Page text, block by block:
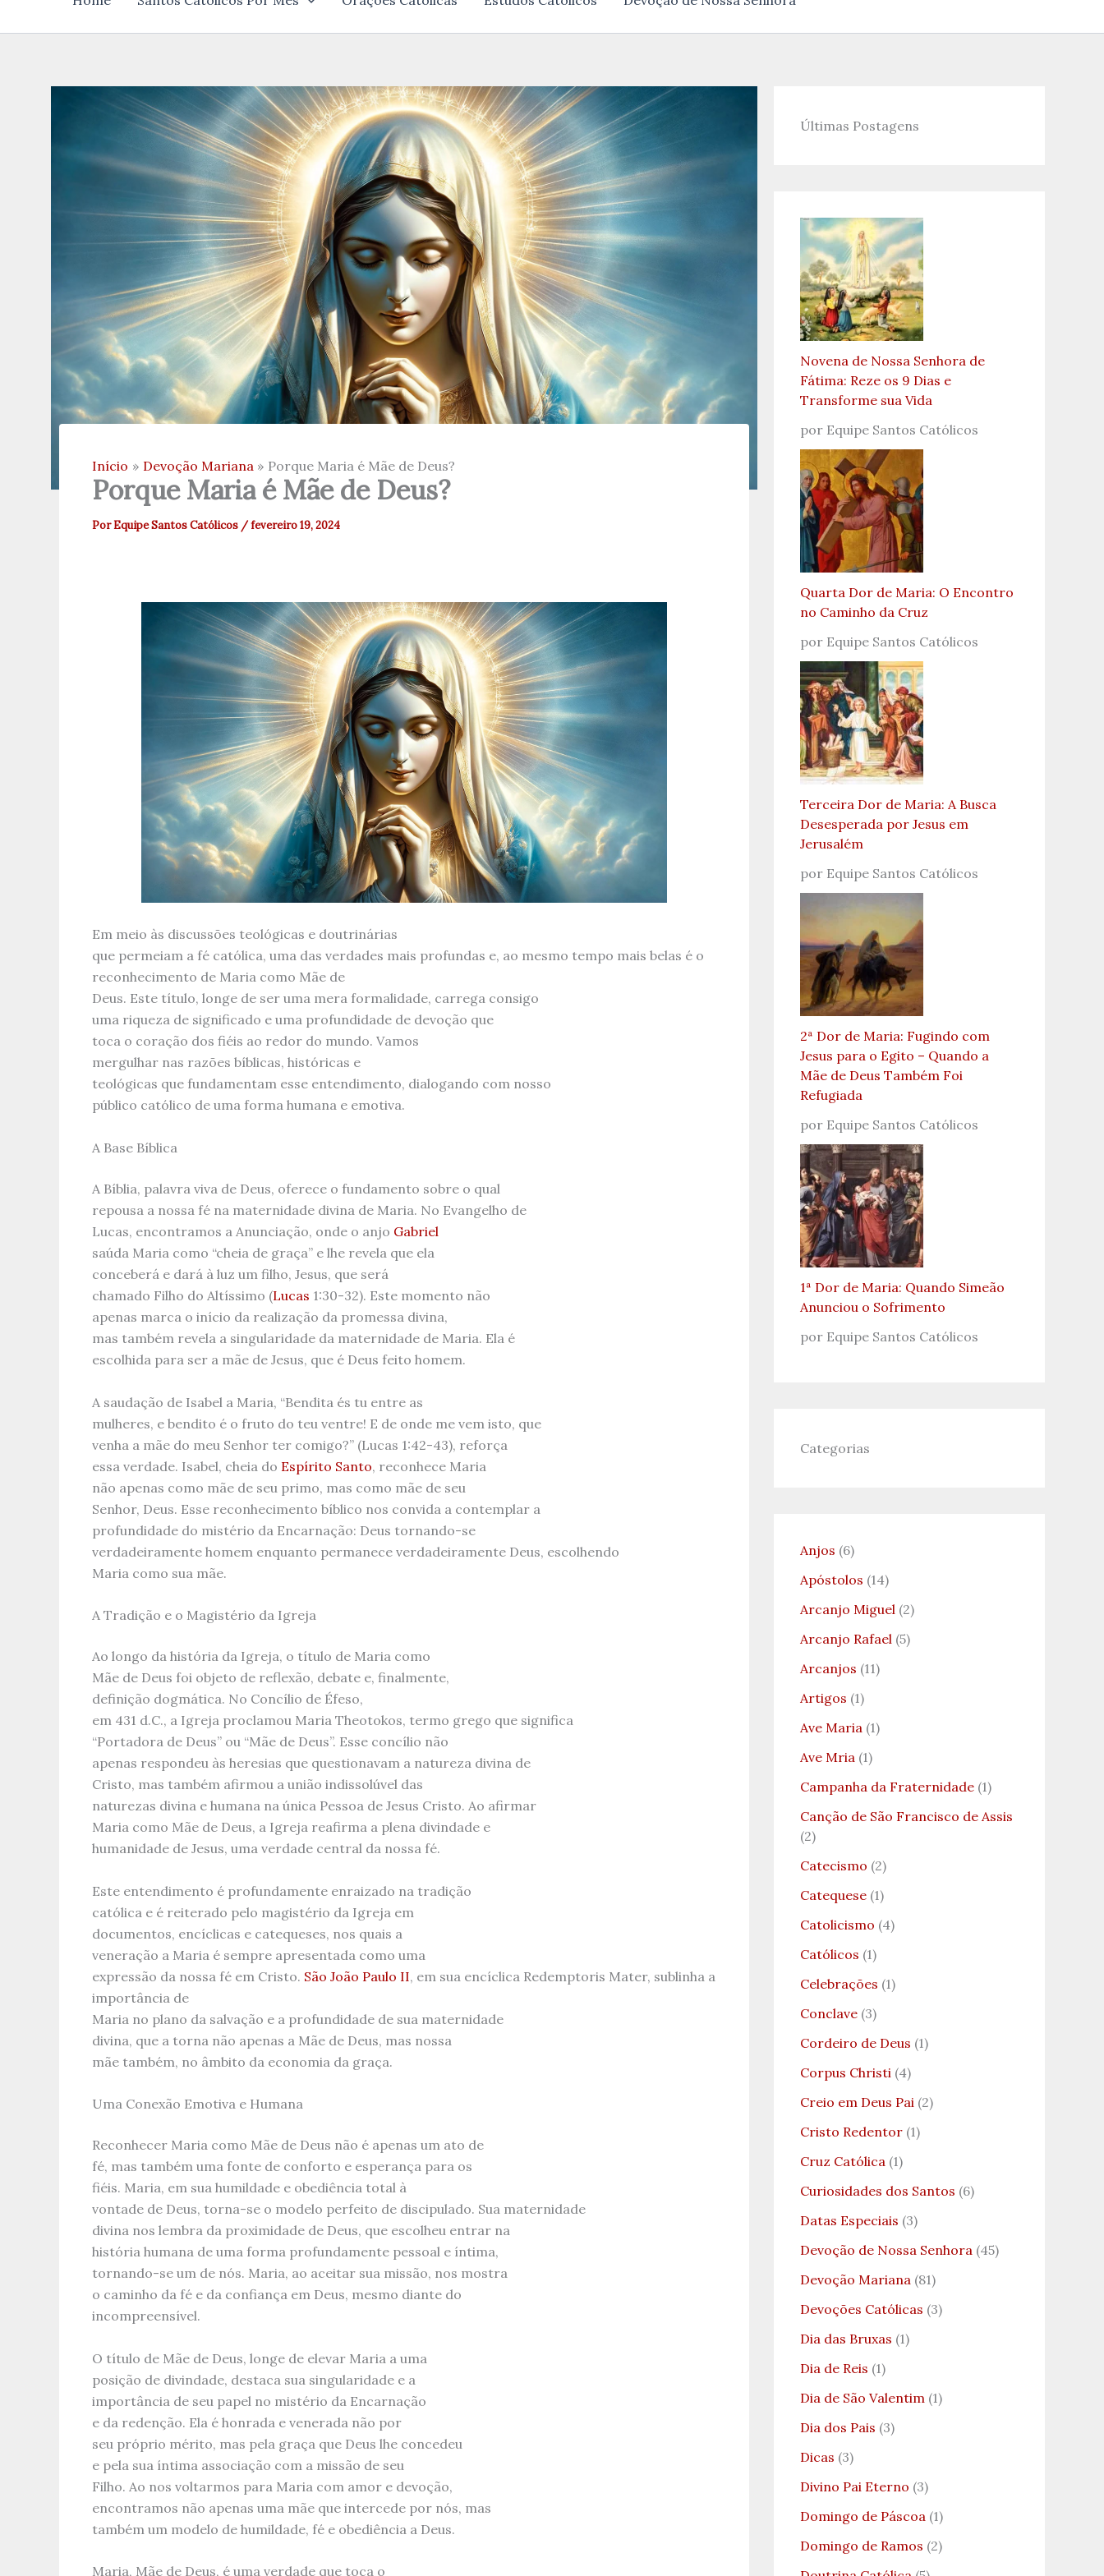
Início Devoção Mariana Porque Maria é Mãe de Deus?
Porque Maria é Mãe de Deus?
PorEquipe Santos Católicos /fevereiro 19, 2024
Em meio às discussões teológicas e doutrinárias
que permeiam a fé católica, uma das verdades mais profundas e, ao mesmo tempo mais belas é o
reconhecimento de Maria como Mãe de
Deus. Este título, longe de ser uma mera formalidade, carrega consigo
uma riqueza de significado e uma profundidade de devoção que
toca o coração dos fiéis ao redor do mundo. Vamos
mergulhar nas razões bíblicas, históricas e
teológicas que fundamentam esse entendimento, dialogando com nosso
público católico de uma forma humana e emotiva.
A Base Bíblica
A Bíblia, palavra viva de Deus, oferece o fundamento sobre o qual
repousa a nossa fé na maternidade divina de Maria. No Evangelho de
Lucas, encontramos a Anunciação, onde o anjo Gabriel
saúda Maria como “cheia de graça” e lhe revela que ela
conceberá e dará à luz um filho, Jesus, que será
chamado Filho do Altíssimo (Lucas 1:30-32). Este momento não
apenas marca o início da realização da promessa divina,
mas também revela a singularidade da maternidade de Maria. Ela é
escolhida para ser a mãe de Jesus, que é Deus feito homem.
A saudação de Isabel a Maria, “Bendita és tu entre as
mulheres, e bendito é o fruto do teu ventre! E de onde me vem isto, que
venha a mãe do meu Senhor ter comigo?” (Lucas 1:42-43), reforça
essa verdade. Isabel, cheia do Espírito Santo, reconhece Maria
não apenas como mãe de seu primo, mas como mãe de seu
Senhor, Deus. Esse reconhecimento bíblico nos convida a contemplar a
profundidade do mistério da Encarnação: Deus tornando-se
verdadeiramente homem enquanto permanece verdadeiramente Deus, escolhendo
Maria como sua mãe.
A Tradição e o Magistério da Igreja
Ao longo da história da Igreja, o título de Maria como
Mãe de Deus foi objeto de reflexão, debate e, finalmente,
definição dogmática. No Concílio de Éfeso,
em 431 d.C., a Igreja proclamou Maria Theotokos, termo grego que significa
“Portadora de Deus” ou “Mãe de Deus”. Esse concílio não
apenas respondeu às heresias que questionavam a natureza divina de
Cristo, mas também afirmou a união indissolúvel das
naturezas divina e humana na única Pessoa de Jesus Cristo. Ao afirmar
Maria como Mãe de Deus, a Igreja reafirma a plena divindade e
humanidade de Jesus, uma verdade central da nossa fé.
Este entendimento é profundamente enraizado na tradição
católica e é reiterado pelo magistério da Igreja em
documentos, encíclicas e catequeses, nos quais a
veneração a Maria é sempre apresentada como uma
expressão da nossa fé em Cristo. São João Paulo II, em sua encíclica Redemptoris Mater, sublinha a
importância de
Maria no plano da salvação e a profundidade de sua maternidade
divina, que a torna não apenas a Mãe de Deus, mas nossa
mãe também, no âmbito da economia da graça.
Uma Conexão Emotiva e Humana
Reconhecer Maria como Mãe de Deus não é apenas um ato de
fé, mas também uma fonte de conforto e esperança para os
fiéis. Maria, em sua humildade e obediência total à
vontade de Deus, torna-se o modelo perfeito de discipulado. Sua maternidade
divina nos lembra da proximidade de Deus, que escolheu entrar na
história humana de uma forma profundamente pessoal e íntima,
tornando-se um de nós. Maria, ao aceitar sua missão, nos mostra
o caminho da fé e da confiança em Deus, mesmo diante do
incompreensível.
O título de Mãe de Deus, longe de elevar Maria a uma
posição de divindade, destaca sua singularidade e a
importância de seu papel no mistério da Encarnação
e da redenção. Ela é honrada e venerada não por
seu próprio mérito, mas pela graça que Deus lhe concedeu
e pela sua íntima associação com a missão de seu
Filho. Ao nos voltarmos para Maria com amor e devoção,
encontramos não apenas uma mãe que intercede por nós, mas
também um modelo de humildade, fé e obediência a Deus.
Maria, Mãe de Deus, é uma verdade que toca o
Últimas Postagens
Novena de Nossa Senhora de
Fátima: Reze os 9 Dias e
Transforme sua Vida
por Equipe Santos Católicos
Quarta Dor de Maria: O Encontro
no Caminho da Cruz
por Equipe Santos Católicos
Terceira Dor de Maria: A Busca
Desesperada por Jesus em
Jerusalém
por Equipe Santos Católicos
2ª Dor de Maria: Fugindo com
Jesus para o Egito – Quando a
Mãe de Deus Também Foi
Refugiada
por Equipe Santos Católicos
1ª Dor de Maria: Quando Simeão
Anunciou o Sofrimento
por Equipe Santos Católicos
Categorias
Anjos (6)
Apóstolos (14)
Arcanjo Miguel (2)
Arcanjo Rafael (5)
Arcanjos (11)
Artigos (1)
Ave Maria (1)
Ave Mria (1)
Campanha da Fraternidade (1)
Canção de São Francisco de Assis
(2)
Catecismo (2)
Catequese (1)
Catolicismo (4)
Católicos (1)
Celebrações (1)
Conclave (3)
Cordeiro de Deus (1)
Corpus Christi (4)
Creio em Deus Pai (2)
Cristo Redentor (1)
Cruz Católica (1)
Curiosidades dos Santos (6)
Datas Especiais (3)
Devoção de Nossa Senhora (45)
Devoção Mariana (81)
Devoções Católicas (3)
Dia das Bruxas (1)
Dia de Reis (1)
Dia de São Valentim (1)
Dia dos Pais (3)
Dicas (3)
Divino Pai Eterno (3)
Domingo de Páscoa (1)
Domingo de Ramos (2)